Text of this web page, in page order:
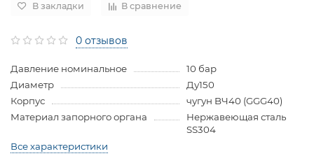
В закладки В сравнение
0 отзывов
Давление номинальное
10 бар
Диаметр
Ду150
Корпус
чугун BЧ40 (GGG40)
Материал запорного органа
Нержавеющая сталь
SS304
Все характеристики